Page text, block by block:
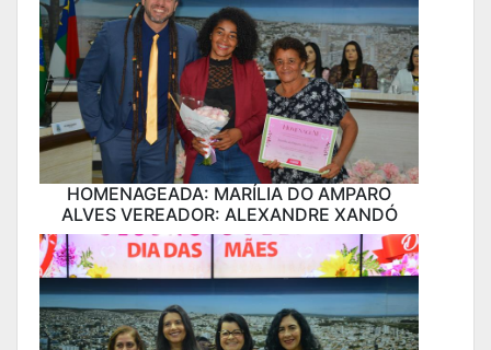
HOMENAGEADA: MARÍLIA DO AMPARO
ALVES VEREADOR: ALEXANDRE XANDÓ